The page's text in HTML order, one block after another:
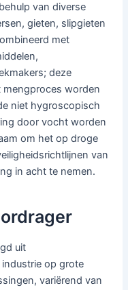
van diverse
gieten, slipgieten
met
deze
worden
niet hygroscopisch
door vocht worden
om het op droge
van
in acht te nemen.
uit
op grote
variërend van